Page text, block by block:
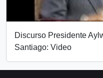
Discurso Presidente
Santiago: Video